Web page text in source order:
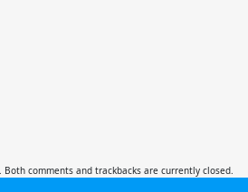
. Both comments and trackbacks are currently closed.